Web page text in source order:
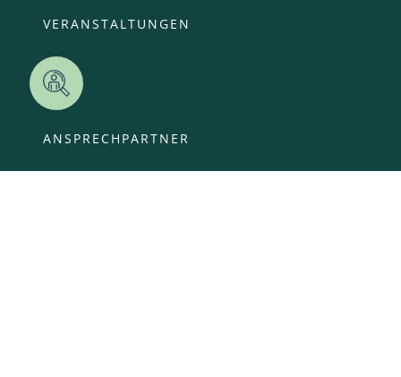
VERANSTALTUNGEN
ANSPRECHPARTNER